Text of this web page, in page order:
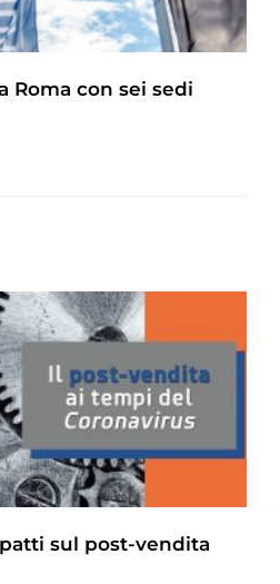
Roma con sei sedi
sul post-vendita